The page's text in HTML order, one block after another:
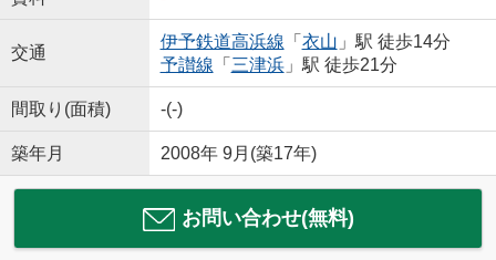
交通
伊予鉄道高浜線 「 衣山 」駅 徒歩14分
予讃線 「 三津浜」駅 徒歩21分
間取り(面積) -(-)
築年月 2008年 9月(築17年)
お問い合わせ(無料)